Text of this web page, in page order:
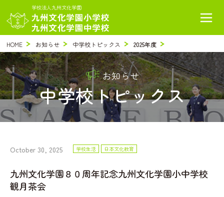
学校法人九州文化学園
HOME お知らせ 中学校トピックス 2025年度
お知らせ
中学校トピックス
October 30, 2025 学校生活 日本文化教育
九州文化学園８０周年記念九州文化学園小中学校
観月茶会